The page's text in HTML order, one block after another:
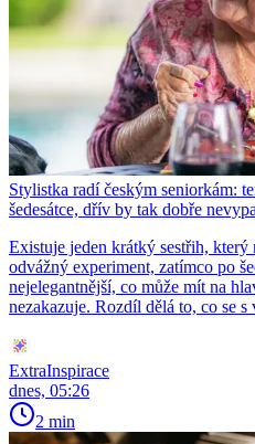
Stylistka radí českým seniorkám:
šedesátce, dřív by tak dobře
Existuje jeden krátký sestřih, který
odvážný experiment, zatímco po
nejelegantnější, co může mít na
nezakazuje. Rozdíl dělá to, co se s
ExtraInspirace
dnes, 05:26
2 min